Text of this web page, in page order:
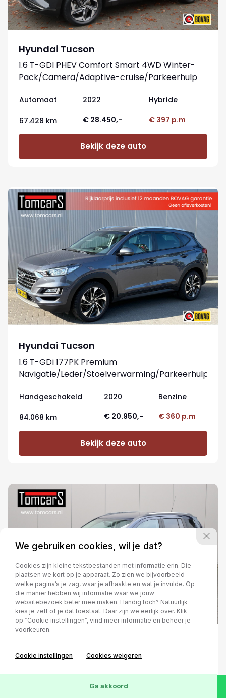
Hyundai Tucson
1.6 T-GDI PHEV Comfort Smart 4WD Winter-
Pack/Camera/Adaptive-cruise/Parkeerhulp
Automaat 2022 Hybride
67.428 km € 28.450,- € 397 p.m
Bekijk deze auto
Hyundai Tucson
1.6 T-GDi 177PK Premium
Navigatie/Leder/Stoelverwarming/Parkeerhulp
Handgeschakeld 2020 Benzine
84.068 km € 20.950,- € 360 p.m
Bekijk deze auto
2.1 CRD Limited
We gebruiken cookies, wil je dat?
Cookies zijn kleine tekstbestanden met informatie erin. Die
plaatsen we kort op je apparaat. Zo zien we bijvoorbeeld
welke pagina’s je zag, waar je afhaakte en wat je invulde. Op
die manier hebben wij informatie waar we jouw
websitebezoek beter mee maken. Handig toch? Natuurlijk
kies je zelf of je dat toestaat. Daar zijn we eerlijk over. Klik
op “Cookie instellingen”, vind meer informatie en beheer je
voorkeuren.
Cookie instellingen Cookies weigeren
Ga akkoord